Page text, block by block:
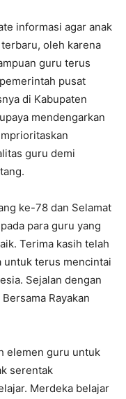
informasi agar anak
oleh karena
guru terus
pusat
di Kabupaten
mendengarkan
guru demi
ke-78 dan Selamat
para guru yang
Terima kasih telah
untuk terus mencintai
Sejalan dengan
Rayakan
elemen guru untuk
serentak
Merdeka belajar